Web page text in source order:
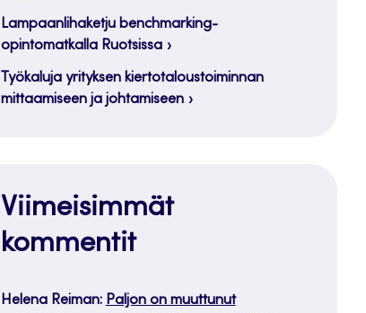
Lampaanlihaketju benchmarking-
opintomatkalla Ruotsissa
Työkaluja yrityksen kiertotaloustoiminnan
mittaamiseen ja johtamiseen
Viimeisimmät
kommentit
Helena Reiman: Paljon on muuttunut